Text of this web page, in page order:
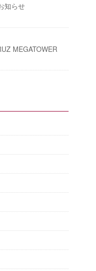
知らせ
MEGATOWER